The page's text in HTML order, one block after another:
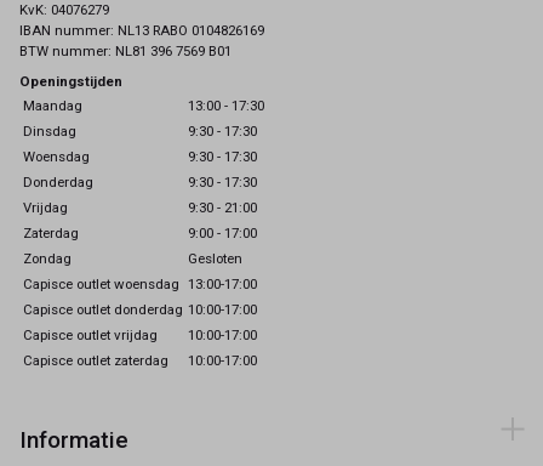
KvK: 04076279
IBAN nummer: NL13 RABO 0104826169
BTW nummer: NL81 396 7569 B01
Openingstijden
Maandag
13:00 - 17:30
Dinsdag
9:30 - 17:30
Woensdag
9:30 - 17:30
Donderdag
9:30 - 17:30
Vrijdag
9:30 - 21:00
Zaterdag
9:00 - 17:00
Zondag
Gesloten
Capisce outlet woensdag 13:00-17:00
Capisce outlet donderdag 10:00-17:00
Capisce outlet vrijdag
10:00-17:00
Capisce outlet zaterdag
10:00-17:00
Informatie